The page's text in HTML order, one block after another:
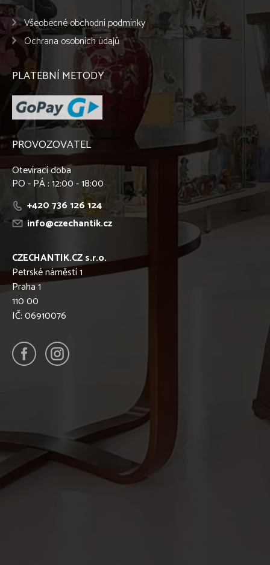
Všeobecné obchodní podmínky
Ochrana osobních údajů
PLATEBNÍ METODY
PROVOZOVATEL
Otevírací doba
PO - PÁ : 12:00 - 18:00
+420 736 126 124
info@czechantik.cz
CZECHANTIK.CZ s.r.o.
Petrské náměstí 1
Praha 1
110 00
IČ: 06910076